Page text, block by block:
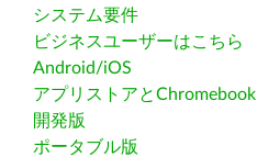
システム要件
ビジネスユーザーはこちら
Android/iOS
アプリストアとChromebook
開発版
ポータブル版